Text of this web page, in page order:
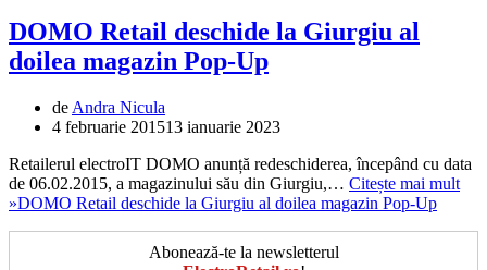
DOMO Retail deschide la Giurgiu al
doilea magazin Pop-Up
de Andra Nicula
4 februarie 201513 ianuarie 2023
Retailerul electroIT DOMO anunță redeschiderea, începând cu data
de 06.02.2015, a magazinului său din Giurgiu,… Citește mai mult
»DOMO Retail deschide la Giurgiu al doilea magazin Pop-Up
Abonează-te la newsletterul